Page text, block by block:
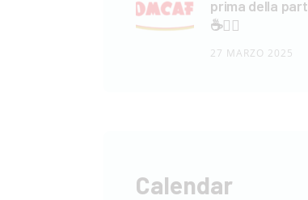
prima della
☕🏃‍♀️
27 MARZO 2025
Calendar